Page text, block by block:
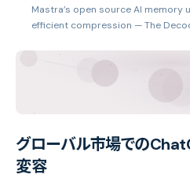
Mastra’s open source AI
efficient compression — The
グローバル市場での
変容